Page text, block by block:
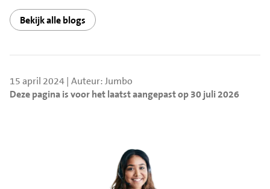
Bekijk alle blogs
15 april 2024 | Auteur: Jumbo
Deze pagina is voor het laatst aangepast op 30 juli 2026